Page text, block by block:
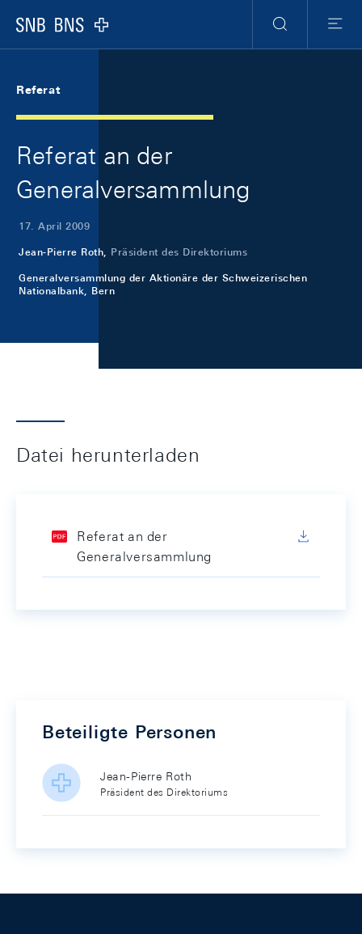
Logo
Suche
Menu
Referat
Referat an der
Generalversammlung
17. April 2009
Jean-Pierre Roth, Präsident des Direktoriums
Generalversammlung der Aktionäre der Schweizerischen
Nationalbank, Bern
Datei herunterladen
Referat an der
Generalversammlung
Beteiligte Personen
Jean-Pierre Roth
Präsident des Direktoriums